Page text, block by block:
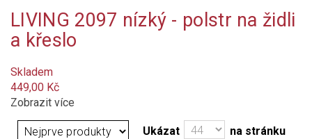
bordó (vínová)
hnědá
vícebarevný
LIVING 2097 nízký - polstr na židli
a křeslo
Skladem
449,00 Kč
Zobrazit více
Ukázat na stránku